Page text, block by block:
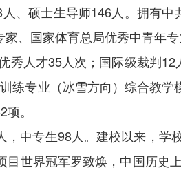
、硕士生导师146人。拥有
、国家体育总局优秀中青年
人才35人次；国际级裁判
专业（冰雪方向）综合教
。
中专生98人。建校以来，学
世界冠军罗致焕，中国历史